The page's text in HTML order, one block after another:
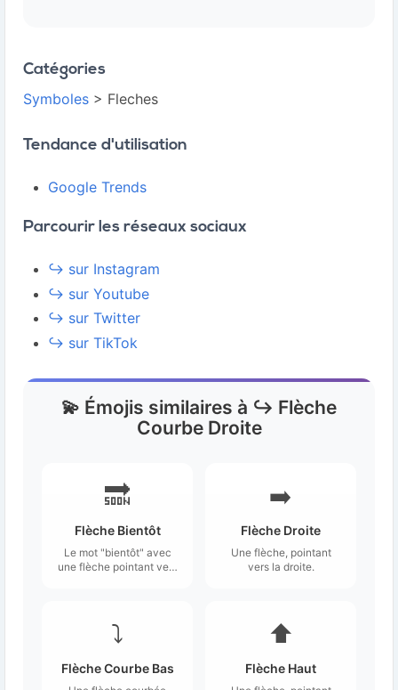
Catégories
Symboles > Fleches
Tendance d'utilisation
Google Trends
Parcourir les réseaux sociaux
↪️ sur Instagram
↪️ sur Youtube
↪️ sur Twitter
↪️ sur TikTok
💫 Émojis similaires à ↪️ Flèche
Courbe Droite
🔜
Flèche Bientôt
Le mot "bientôt" avec
une flèche pointant vers
➡️
Flèche Droite
Une flèche, pointant
vers la droite.
⤵️
Flèche Courbe Bas
⬆️
Flèche Haut